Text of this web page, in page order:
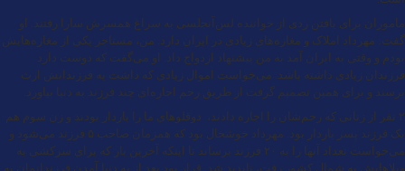
ماموران برای یافتن ردی از خواننده لس‌آنجلسی به سراغ همسرش سارا رفتند. او
گفت: مهرداد املاک و مغازه‌های زیادی در ایران دارد. من، مستاجر یکی از مغازه‌هایش
بودم و وقتی به ایران آمد به من پیشنهاد ازدواج داد. او می‌گفت که دوست دارد
فرزندان زیادی داشته باشد. می‌خواست اموال زیادی که داشت به فرزندانش ارث
برسند و برای همین تصمیم گرفت از طریق رحم اجاره‌ای چند فرزند به دنیا بیاورد.
۲ نفر از زنانی که رحم‌شان را اجاره دادند، ‌ دوقلوهای ما را باردار بودند و زن سوم هم
یک فرزند پسر باردار بود. مهرداد خوشحال بود که همزمان صاحب ۵ فرزند می‌شود و
می‌خواست تعداد آنها را به ۲۰ فرزند برساند تا اینکه آخرین بار که برای سرکشی به
ویلاهایش به شمال کشور رفت، ناپدید شد. قرار بود بعد از به دنیا آمدن فرزندانمان به